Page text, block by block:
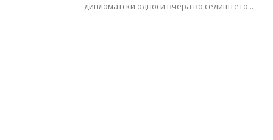
дипломатски односи вчера во седиштето...